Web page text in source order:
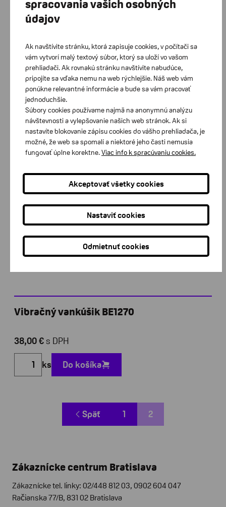
180,00 €s DPH
ks Do košíka
Vibračný vankúšik BE1270
38,00 € s DPH
ks Do košíka
Späť 1 2
Zákaznícke centrum Bratislava
Zákaznícke tel. linky: 02/448 812 03, 0902 604 047
Račianska 77/B, 831 02 Bratislava
spracovania vašich osobných
údajov
Ak navštívite stránku, ktorá zapisuje cookies, v počítači sa
vám vytvorí malý textový súbor, ktorý sa uloží vo vašom
prehliadači. Ak rovnakú stránku navštívite nabudúce,
pripojíte sa vďaka nemu na web rýchlejšie. Náš web vám
ponúkne relevantné informácie a bude sa vám pracovať
jednoduchšie.
Súbory cookies používame najmä na anonymnú analýzu
návštevnosti a vylepšovanie našich web stránok. Ak si
nastavíte blokovanie zápisu cookies do vášho prehliadača, je
možné, že web sa spomalí a niektoré jeho časti nemusia
fungovať úplne korektne.Viac info k spracúvaniu cookies.
Akceptovať všetky cookies
Nastaviť cookies
Odmietnuť cookies